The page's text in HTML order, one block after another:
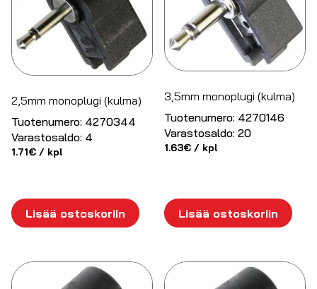
2,5mm monoplugi (kulma)
Tuotenumero: 4270344
Varastosaldo: 4
1.71€ / kpl
Lisää ostoskoriin
3,5mm monoplugi (kulma)
Tuotenumero: 4270146
Varastosaldo: 20
1.63€ / kpl
Lisää ostoskoriin